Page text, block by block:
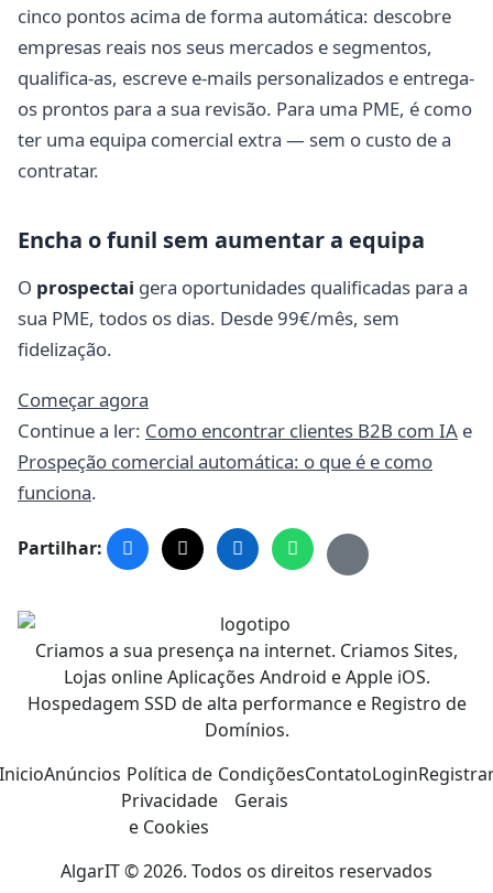
cinco pontos acima de forma automática: descobre
empresas reais nos seus mercados e segmentos,
qualifica-as, escreve e-mails personalizados e entrega-
os prontos para a sua revisão. Para uma PME, é como
ter uma equipa comercial extra — sem o custo de a
contratar.
Encha o funil sem aumentar a equipa
O prospectai gera oportunidades qualificadas para a
sua PME, todos os dias. Desde 99€/mês, sem
fidelização.
Começar agora
Continue a ler: Como encontrar clientes B2B com IA e
Prospeção comercial automática: o que é e como
funciona.
Partilhar:
Criamos a sua presença na internet. Criamos Sites,
Lojas online Aplicações Android e Apple iOS.
Hospedagem SSD de alta performance e Registro de
Domínios.
Anúncios Política de
Privacidade
e Cookies
Condições
Gerais
ContatoLogin
AlgarIT © 2026. Todos os direitos reservados